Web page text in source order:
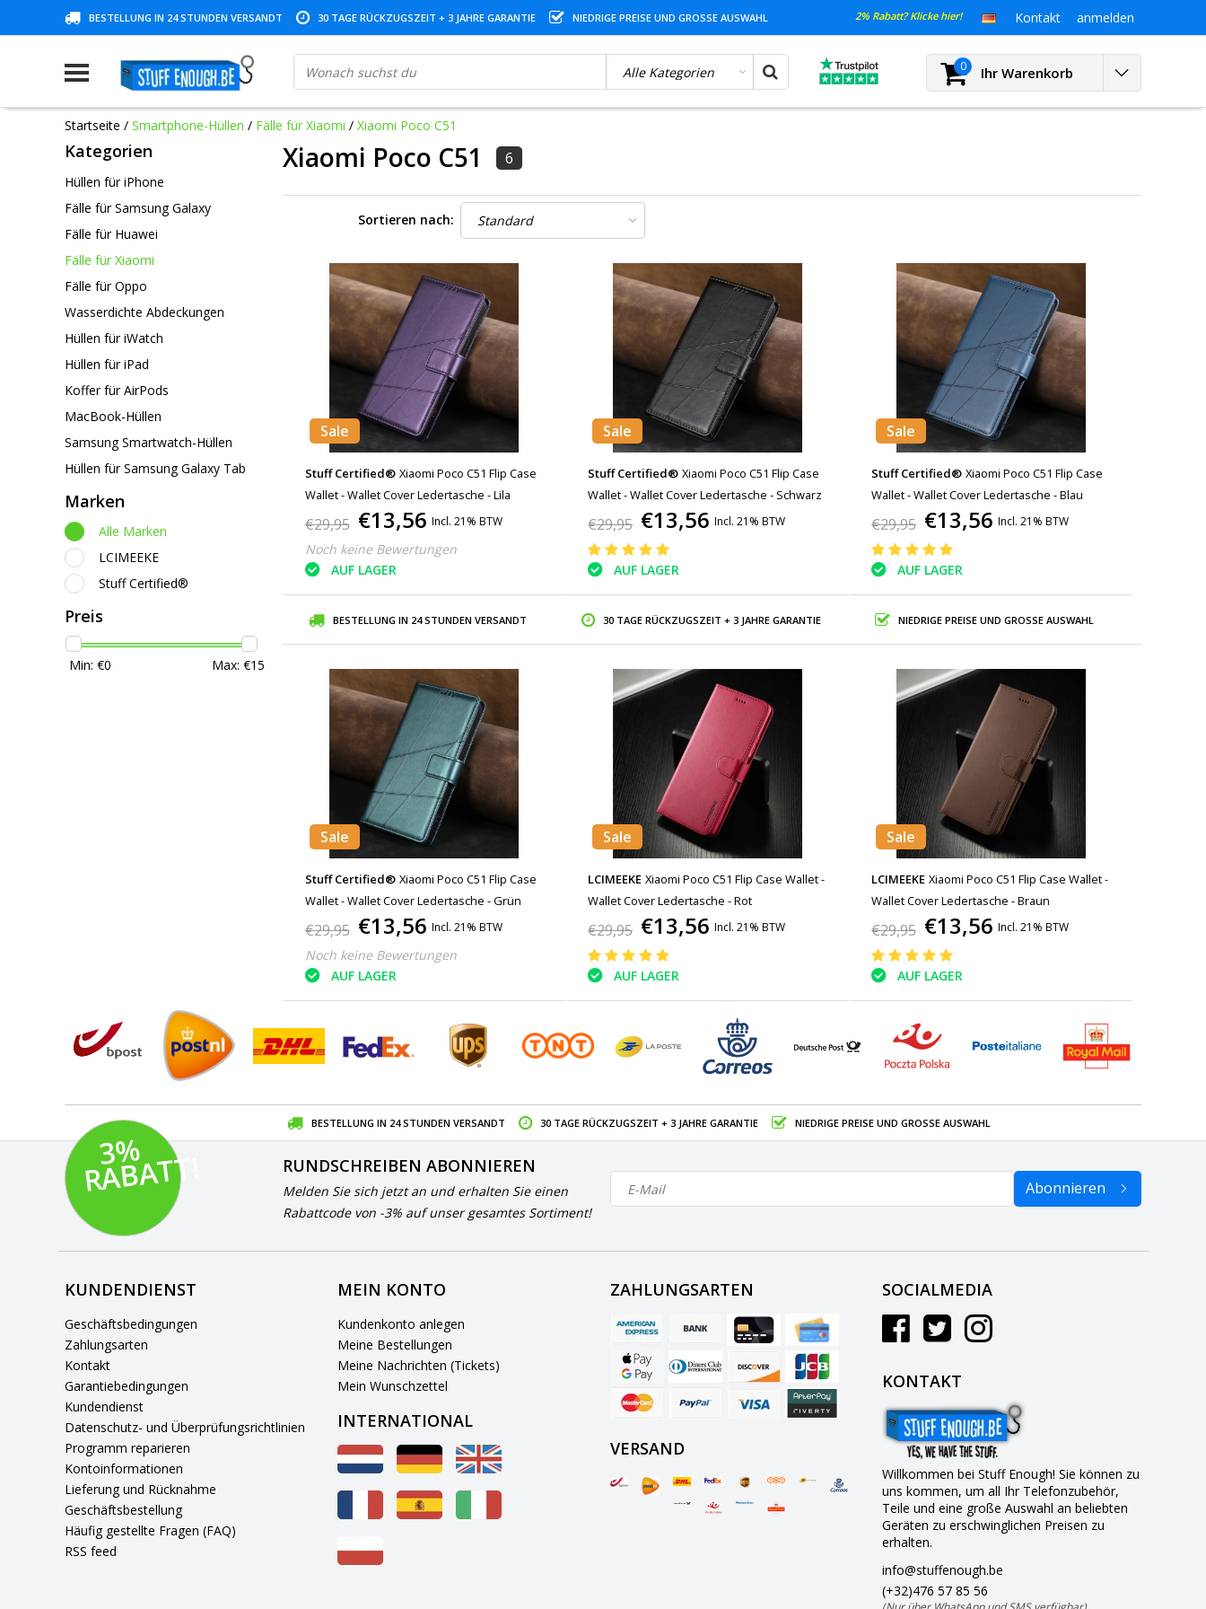
BESTELLUNG IN 24 STUNDEN VERSANDT 30 TAGE RÜCKZUGSZEIT + 3 JAHRE GARANTIE NIEDRIGE PREISE UND GROSSE AUSWAHL 2% Rabatt? Klicke hier! Kontakt anmelden
0 Ihr Warenkorb
Startseite / Smartphone-Hüllen / Fälle für Xiaomi / Xiaomi Poco C51
Kategorien
Hüllen für iPhone
Fälle für Samsung Galaxy
Fälle für Huawei
Fälle für Xiaomi
Fälle für Oppo
Wasserdichte Abdeckungen
Hüllen für iWatch
Hüllen für iPad
Koffer für AirPods
MacBook-Hüllen
Samsung Smartwatch-Hüllen
Hüllen für Samsung Galaxy Tab
Marken
Alle Marken
LCIMEEKE
Stuff Certified®
Preis
Min: €0 Max: €15
Xiaomi Poco C51 6
Sortieren nach:
Sale
Stuff Certified® Xiaomi Poco C51 Flip Case
Wallet - Wallet Cover Ledertasche - Lila
€29,95 €13,56 Incl. 21% BTW
Noch keine Bewertungen
AUF LAGER
Sale
Stuff Certified® Xiaomi Poco C51 Flip Case
Wallet - Wallet Cover Ledertasche - Schwarz
€29,95 €13,56 Incl. 21% BTW
AUF LAGER
Sale
Stuff Certified® Xiaomi Poco C51 Flip Case
Wallet - Wallet Cover Ledertasche - Blau
€29,95 €13,56 Incl. 21% BTW
AUF LAGER
BESTELLUNG IN 24 STUNDEN VERSANDT 30 TAGE RÜCKZUGSZEIT + 3 JAHRE GARANTIE NIEDRIGE PREISE UND GROSSE AUSWAHL
Sale
Stuff Certified® Xiaomi Poco C51 Flip Case
Wallet - Wallet Cover Ledertasche - Grün
€29,95 €13,56 Incl. 21% BTW
Noch keine Bewertungen
AUF LAGER
Sale
LCIMEEKE Xiaomi Poco C51 Flip Case Wallet -
Wallet Cover Ledertasche - Rot
€29,95 €13,56 Incl. 21% BTW
AUF LAGER
Sale
LCIMEEKE Xiaomi Poco C51 Flip Case Wallet -
Wallet Cover Ledertasche - Braun
€29,95 €13,56 Incl. 21% BTW
AUF LAGER
BESTELLUNG IN 24 STUNDEN VERSANDT 30 TAGE RÜCKZUGSZEIT + 3 JAHRE GARANTIE NIEDRIGE PREISE UND GROSSE AUSWAHL
3
%
R
A
B
A
T
T! RUNDSCHREIBEN ABONNIEREN
Melden Sie sich jetzt an und erhalten Sie einen
Rabattcode von -3% auf unser gesamtes Sortiment!
Abonnieren
KUNDENDIENST
Geschäftsbedingungen
Zahlungsarten
Kontakt
Garantiebedingungen
Kundendienst
Datenschutz- und Überprüfungsrichtlinien
Programm reparieren
Kontoinformationen
Lieferung und Rücknahme
Geschäftsbestellung
Häufig gestellte Fragen (FAQ)
RSS feed
MEIN KONTO
Kundenkonto anlegen
Meine Bestellungen
Meine Nachrichten (Tickets)
Mein Wunschzettel
INTERNATIONAL
ZAHLUNGSARTEN
VERSAND
SOCIALMEDIA
KONTAKT
Willkommen bei Stuff Enough! Sie können zu
uns kommen, um all Ihr Telefonzubehör,
Teile und eine große Auswahl an beliebten
Geräten zu erschwinglichen Preisen zu
erhalten.
info@stuffenough.be
(+32)476 57 85 56